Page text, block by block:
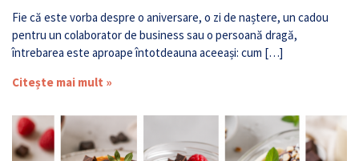
Fie că este vorba despre o aniversare, o zi de naștere, un cadou
pentru un colaborator de business sau o persoană dragă,
întrebarea este aproape întotdeauna aceeași: cum […]
Citește mai mult »